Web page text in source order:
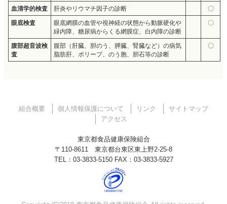
血清学的検査 肝炎やリウマチ因子の診断 〇
眼底検査
眼底網膜の血管や視神経の状態から動脈硬化や
緑内障、糖尿病からくる網膜症、白内障の診断
〇
腹部超音波検
査
腹部（肝臓、胆のう、膵臓、腎臓など）の病気
脂肪肝、ポリープ、のう胞、胆石等の診断
〇
組合概要 個人情報保護について リンク
サイトマップ
アクセス
東京都食品健康保険組合
〒110-8611 東京都台東区東上野2-25-8
TEL：03-3833-5150 FAX：03-3833-5927